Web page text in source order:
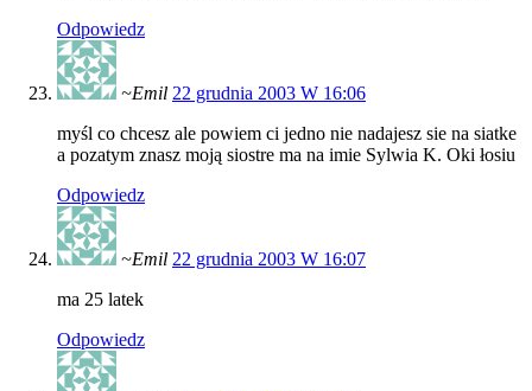
Odpowiedz
~Emil 22 grudnia 2003 W 16:06
myśl co chcesz ale powiem ci jedno nie nadajesz sie na siatke
a pozatym znasz moją siostre ma na imie Sylwia K. Oki łosiu
Odpowiedz
~Emil 22 grudnia 2003 W 16:07
ma 25 latek
Odpowiedz